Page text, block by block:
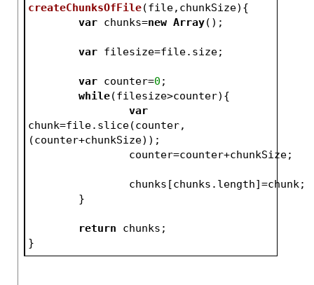
createChunksOfFile(file,chunkSize) {
var chunks=new Array();
var filesize=file.size;
var counter=0 ;
while(filesize>counter){
var
chunk=file.slice(counter,
(counter+chunkSize));
		counter=counter+chunkSize;
		chunks[chunks.length]=chunk;
	}
return chunks;
}